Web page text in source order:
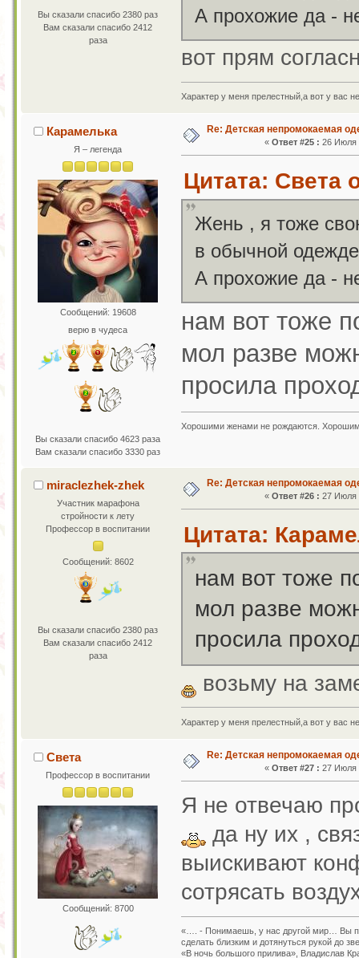
Вы сказали спасибо 2380 раз
Вам сказали спасибо 2412
раза
А прохожие да -
вот прям
Характер у меня прелестный,а вот у вас
Карамелька
Я – легенда
Сообщений: 19608
верю в чудеса
Вы сказали спасибо 4623 раза
Вам сказали спасибо 3330 раз
Re: Детская непромокаемая
« Ответ #25 : 26 Июля
Цитата: Света
Жень , я тоже
в обычной
А прохожие да -
нам вот тоже
мол разве
просила
Хорошими женами не рождаются.
miraclezhek-zhek
Участник марафона
стройности к лету
Профессор в воспитании
Сообщений: 8602
Вы сказали спасибо 2380 раз
Вам сказали спасибо 2412
раза
Re: Детская непромокаемая
«Ответ #26 : 27 Июля
Цитата:
нам вот тоже
мол разве
просила
возьму на
Характер у меня прелестный,а вот у вас
Света
Профессор в воспитании
Сообщений: 8700
Re: Детская непромокаемая
«Ответ #27 : 27 Июля
Я не отвечаю
да ну их ,
выискивают
сотрясать
«…. - Понимаешь, у нас другой мир… Вы
сделать близким и дотянуться рукой до
«В ночь большого прилива», Владислав